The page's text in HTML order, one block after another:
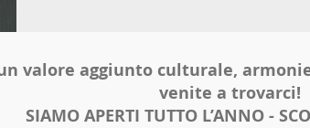
valore aggiunto culturale,
venite a trovarci!
SIAMO APERTI TUTTO L’ANNO -